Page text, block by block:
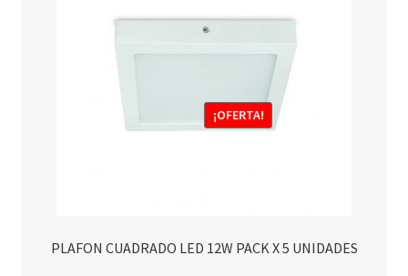
PLAFON CUADRADO LED 12W PACK X 5 UNIDADES
¡OFERTA!